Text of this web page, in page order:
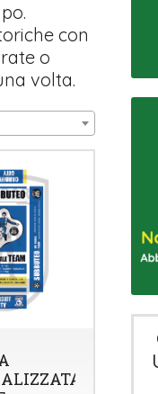
con
o
volta.